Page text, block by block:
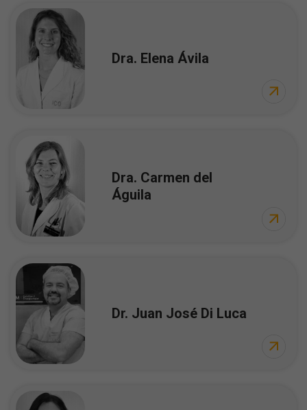
Dra. Elena Ávila
Dra. Carmen del
Águila
Dr. Juan José Di Luca